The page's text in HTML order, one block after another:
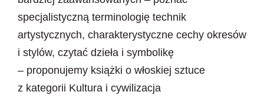
specjalistyczną terminologię technik
artystycznych, charakterystyczne cechy okresów
i stylów, czytać dzieła i symbolikę
– proponujemy książki o włoskiej sztuce
z kategorii Kultura i cywilizacja